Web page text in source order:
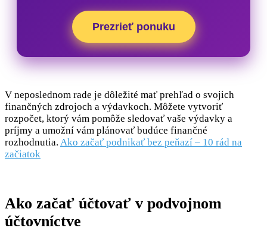
Prezrieť ponuku
V neposlednom rade je dôležité mať prehľad o svojich
finančných zdrojoch a výdavkoch. Môžete vytvoriť
rozpočet, ktorý vám pomôže sledovať vaše výdavky a
príjmy a umožní vám plánovať budúce finančné
rozhodnutia. Ako začať podnikať bez peňazí – 10 rád na
začiatok
Ako začať účtovať v podvojnom
účtovníctve